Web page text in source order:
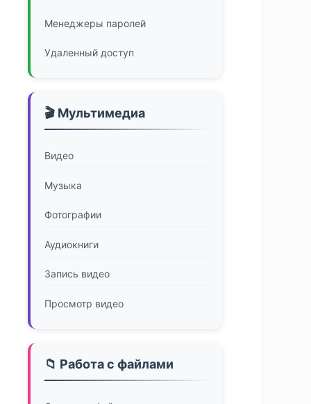
Менеджеры паролей
Удаленный доступ
🎬 Мультимедиа
Видео
Музыка
Фотографии
Аудиокниги
Запись видео
Просмотр видео
📁 Работа с файлами